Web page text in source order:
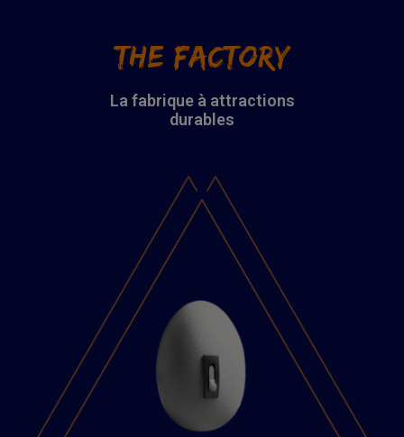
THE FACTORY
La fabrique à attractions
durables